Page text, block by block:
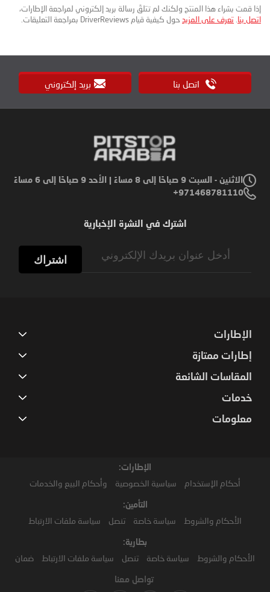
إذا قمت بشراء هذا المنتج ولكنك لم تتلقَ رسالة بريد إلكتروني لمراجعة الإطارات،
اتصل بنا تعرف على المزيد حول كيفية قيام DriverReviews بمراجعة التعليقات.
اتصل بنا بريد إلكتروني
الاثنين - السبت 9 صباحًا إلى 8 مساءً | الأحد 9 صباحًا إلى 6 مساءً
971468781110+
اشترك في النشرة الإخبارية
اشتراك
الإطارات
إطارات ممتازة
المقاسات الشائعة
خدمات
معلومات
الإطارات:
أحكام الإستخدام سياسية الخصوصية وأحكام البيع والخدمات
التأمين:
الأحكام والشروط سياسة خاصة تنصل سياسة ملفات الارتباط
بطارية:
الأحكام والشروط سياسة خاصة تنصل سياسة ملفات الارتباط ضمان
تواصل معنا